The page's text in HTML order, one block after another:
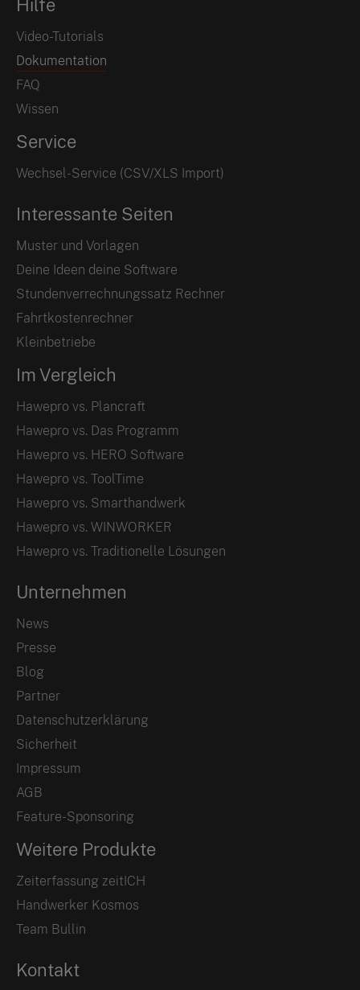
Hilfe
Video-Tutorials
Dokumentation
FAQ
Wissen
Service
Wechsel-Service (CSV/XLS Import)
Interessante Seiten
Muster und Vorlagen
Deine Ideen deine Software
Stundenverrechnungssatz Rechner
Fahrtkostenrechner
Kleinbetriebe
Im Vergleich
Hawepro vs. Plancraft
Hawepro vs. Das Programm
Hawepro vs. HERO Software
Hawepro vs. ToolTime
Hawepro vs. Smarthandwerk
Hawepro vs. WINWORKER
Hawepro vs. Traditionelle Lösungen
Unternehmen
News
Presse
Blog
Partner
Datenschutzerklärung
Sicherheit
Impressum
AGB
Feature-Sponsoring
Weitere Produkte
Zeiterfassung zeitICH
Handwerker Kosmos
Team Bullin
Kontakt